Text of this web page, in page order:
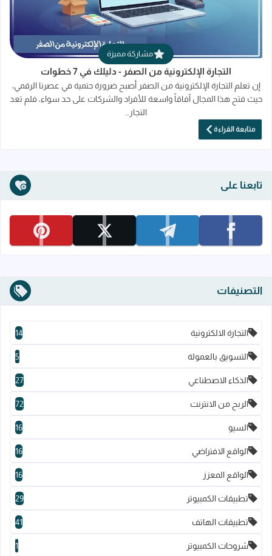
مشاركة مميزة
التجارة الإلكترونية من الصفر - دليلك في 7 خطوات
إن تعلم التجارة الإلكترونية من الصفر أصبح ضرورة حتمية في عصرنا الرقمي،
حيث فتح هذا المجال آفاقاً واسعة للأفراد والشركات على حد سواء، فلم تعد
التجار…
متابعة القراءة
تابعنا على
تابعنا على facebook تابعنا على telegram تابعنا على x تابعنا على pinterest
التصنيفات
التجارة الالكترونية 14
التسويق بالعمولة 5
الذكاء الاصطناعي 27
الربح من الانترنت 72
السيو 16
الواقع الافتراضي 16
الواقع المعزز 16
تطبيقات الكمبيوتر 29
تطبيقات الهاتف 41
شروحات الكمبيوتر 1